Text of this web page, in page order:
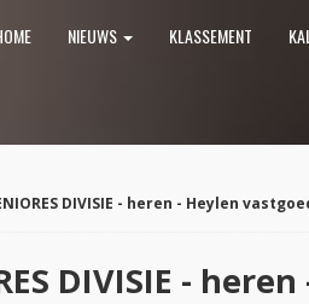
NIEUWS KLASSEMENT
DIVISIE - heren - Heylen
DIVISIE -